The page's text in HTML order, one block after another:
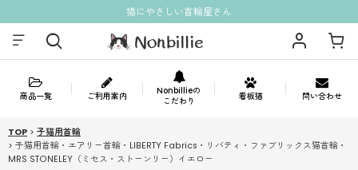
猫にやさしい首輪屋さん
商品一覧 ご利用案内
Nonbillieの
こだわり
看板猫 問い合わせ
TOP > 子猫用首輪
> 子猫用首輪・エアリー首輪・LIBERTY Fabrics・リバティ・ファブリックス猫首輪・
MRS STONELEY（ミセス・ストーンリー）イエロー